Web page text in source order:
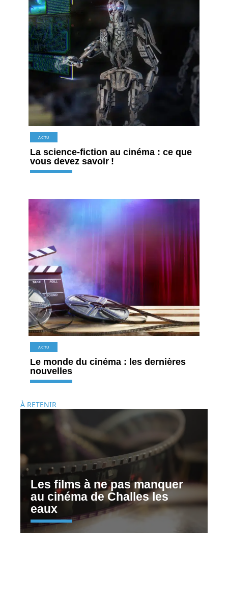
ACTU
La science-fiction au cinéma : ce que
vous devez savoir !
ACTU
Le monde du cinéma : les dernières
nouvelles
À RETENIR
Les films à ne pas manquer
au cinéma de Challes les
eaux